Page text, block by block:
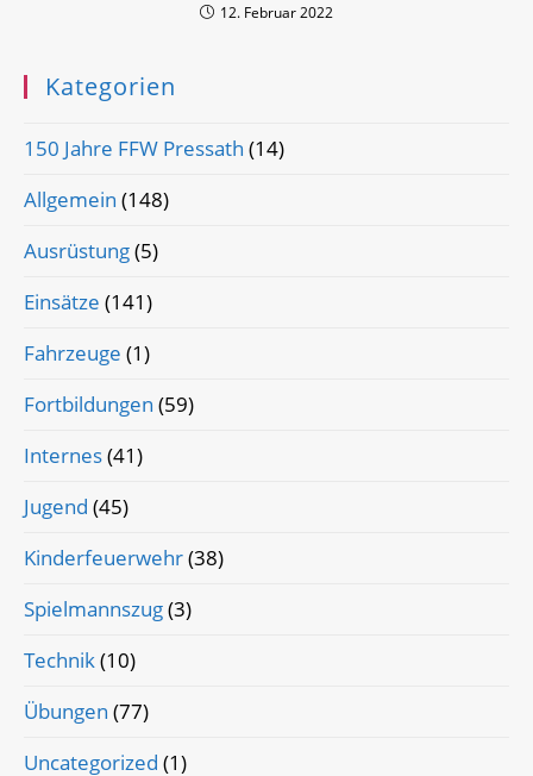
12. Februar 2022
Kategorien
150 Jahre FFW Pressath (14)
Allgemein (148)
Ausrüstung(5)
Einsätze (141)
Fahrzeuge (1)
Fortbildungen (59)
Internes(41)
Jugend (45)
Kinderfeuerwehr(38)
Spielmannszug(3)
Technik(10)
Übungen (77)
Uncategorized (1)